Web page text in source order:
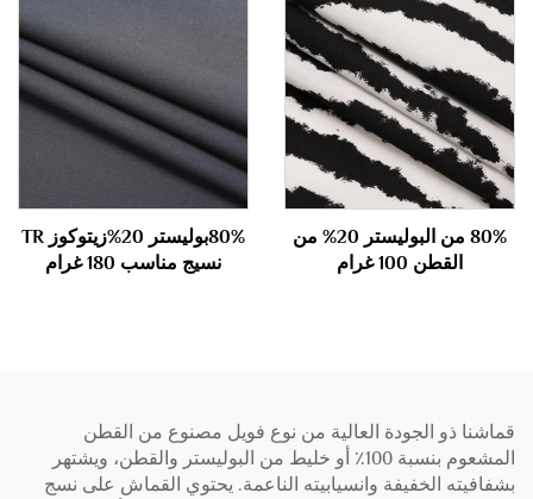
80% من البوليستر 20% من
القطن 100 غرام
80%بوليستر 20%زيتوكوز TR
نسيج مناسب 180 غرام
قماشنا ذو الجودة العالية من نوع فويل مصنوع من القطن
المشعوم بنسبة 100٪ أو خليط من البوليستر والقطن، ويشتهر
بشفافيته الخفيفة وانسيابيته الناعمة. يحتوي القماش على نسج